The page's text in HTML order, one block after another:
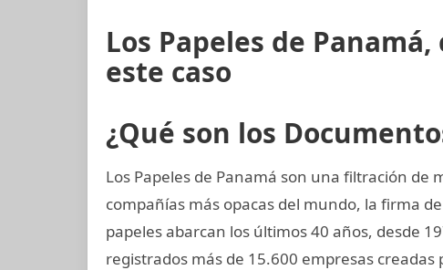
Los Papeles de
este caso
¿Qué son los
Los Papeles de Panamá son una filtración de
compañías más opacas del mundo, la firma
papeles abarcan los últimos 40 años, desde
registrados más de 15.600 empresas